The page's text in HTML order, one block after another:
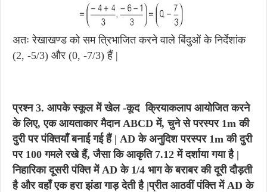
अतः रेखाखण्ड को सम त्रिभाजित करने वाले बिंदुओं के निर्देशांक
(2, -5/3) और (0, -7/3) हैं |
प्रश्न 3. आपके स्कूल में खेल -कूद क्रियाकलाप आयोजित करने
के लिए, एक आयताकार मैदान ABCD में, चुने से परस्पर 1m की
दुरी पर पंक्तियाँ बनाई गई हैं | AD के अनुदिश परस्पर 1m की दुरी
पर 100 गमले रखे हैं, जैसा कि आकृति 7.12 में दर्शाया गया है |
निहारिका दूसरी पंक्ति में AD के 1/4 भाग के बराबर की दूरी दौड़ती
है और वहाँ एक हरा झंडा गाड़ देती है |प्रीत आठवीं पंक्ति में AD के